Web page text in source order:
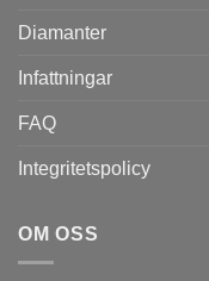
Diamanter
Infattningar
FAQ
Integritetspolicy
OM OSS